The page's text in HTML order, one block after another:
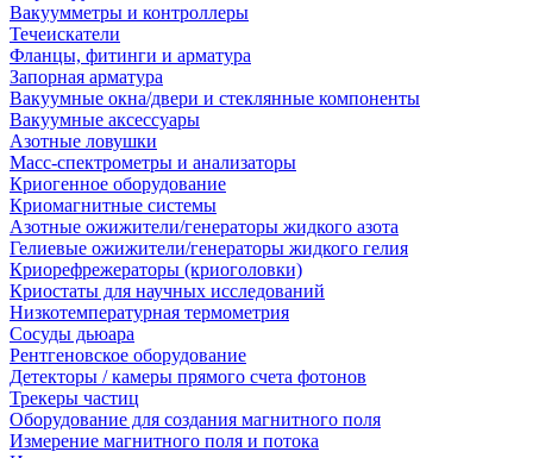
Вакуумметры и контроллеры
Течеискатели
Фланцы, фитинги и арматура
Запорная арматура
Вакуумные окна/двери и стеклянные компоненты
Вакуумные аксессуары
Азотные ловушки
Масс-спектрометры и анализаторы
Криогенное оборудование
Криомагнитные системы
Азотные ожижители/генераторы жидкого азота
Гелиевые ожижители/генераторы жидкого гелия
Криорефрежераторы (криоголовки)
Криостаты для научных исследований
Низкотемпературная термометрия
Сосуды дьюара
Рентгеновское оборудование
Детекторы / камеры прямого счета фотонов
Трекеры частиц
Оборудование для создания магнитного поля
Измерение магнитного поля и потока